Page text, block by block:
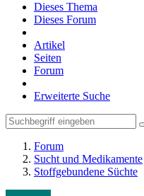
Dieses Thema
Dieses Forum
Artikel
Seiten
Forum
Erweiterte Suche
Forum
Sucht und Medikamente
Stoffgebundene Süchte